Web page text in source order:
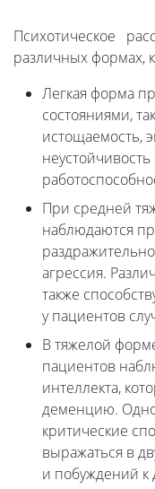
Психотическое
различных формах,
Легкая форма
состояниями,
истощаемость,
При средней
наблюдаются
агрессия.
также
у пациентов
В тяжелой
пациентов
интеллекта,
деменцию.
критические
выражаться в
и побуждений к